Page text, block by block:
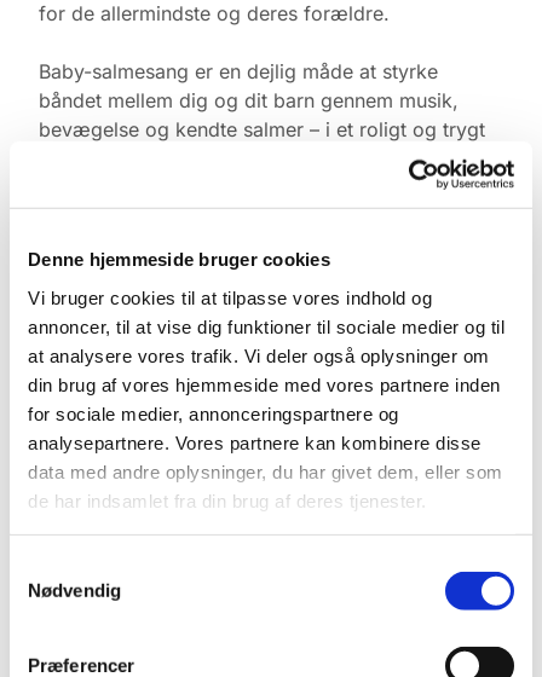
Denne hjemmeside bruger cookies
Vi bruger cookies til at tilpasse vores indhold og
annoncer, til at vise dig funktioner til sociale medier og til
at analysere vores trafik. Vi deler også oplysninger om
din brug af vores hjemmeside med vores partnere inden
for sociale medier, annonceringspartnere og
analysepartnere. Vores partnere kan kombinere disse
data med andre oplysninger, du har givet dem, eller som
de har indsamlet fra din brug af deres tjenester.
Nødvendig
Præferencer
for de allermindste og deres forældre.
Baby-salmesang er en dejlig måde at styrke
båndet mellem dig og dit barn gennem musik,
bevægelse og kendte salmer – i et roligt og trygt
Tid & Sted:
Torsdage kl. 10.00
Tilmelding:
Kontakt Pernille Rasmussen på:
Mobil: +45 31521240
Mail: pernilleegholm@live.dk
Alle er velkomne – uanset om du er vant til at
komme i kirke eller ej. Tag din baby under armen,